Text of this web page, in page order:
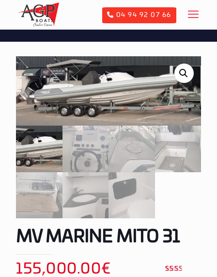
04 94 92 07 66
MV MARINE MITO 31
155,000.00€